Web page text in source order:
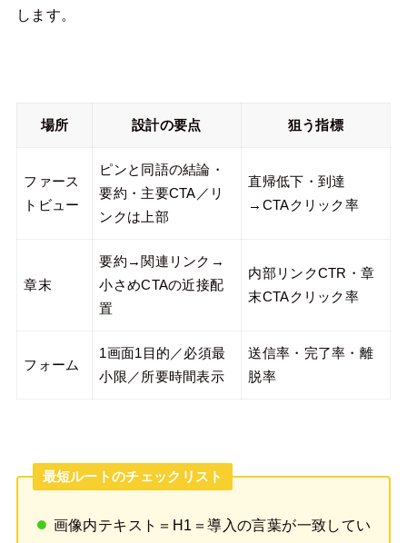
します。
場所 設計の要点 狙う指標
ファース
トビュー
ピンと同語の結論・
要約・主要CTA／リ
ンクは上部
直帰低下・到達
→CTAクリック率
章末
要約→関連リンク→
小さめCTAの近接配
置
内部リンクCTR・章
末CTAクリック率
フォーム
1画面1目的／必須最
小限／所要時間表示
送信率・完了率・離
脱率
最短ルートのチェックリスト
画像内テキスト＝H1＝導入の言葉が一致してい